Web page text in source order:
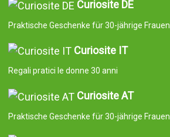
Curiosite DE
Praktische Geschenke für 30-jährige Frauen
Curiosite IT
Regali pratici le donne 30 anni
Curiosite AT
Praktische Geschenke für 30-jährige Frauen